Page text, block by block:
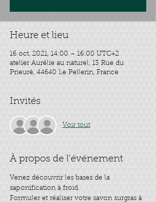
Heure et lieu
16 oct. 2021, 14:00 – 16:00 UTC+2
atelier Aurélie au naturel, 13 Rue du
Prieuré, 44640 Le Pellerin, France
Invités
Voir tout
À propos de l'événement
Venez découvrir les bases de la
saponification à froid.
Formuler et réaliser votre savon surgras à